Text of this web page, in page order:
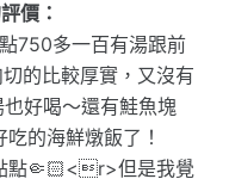
價：
750多一百有湯跟前
比較厚實，又沒有
好喝～還有鮭魚塊
的海鮮燉飯了！
點🤏🏻<r>但是我覺